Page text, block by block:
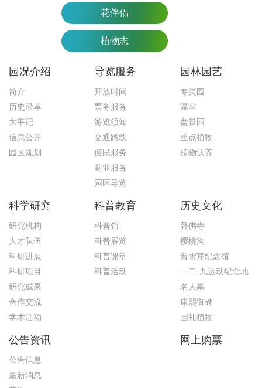
花伴侣
植物志
园况介绍
简介
历史沿革
大事记
信息公开
园区规划
导览服务
开放时间
票务服务
游览须知
交通路线
便民服务
商业服务
园区导览
园林园艺
专类园
温室
盆景园
重点植物
植物认养
科学研究
研究机构
人才队伍
科研进展
科研项目
研究成果
合作交流
学术活动
科普教育
科普馆
科普展览
科普课堂
科普活动
历史文化
卧佛寺
樱桃沟
曹雪芹纪念馆
一二·九运动纪念地
名人墓
康熙御碑
国礼植物
公告资讯
公告信息
最新消息
网上购票